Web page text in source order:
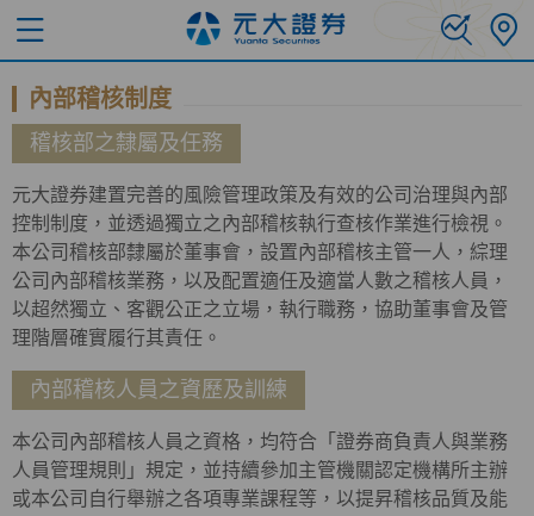
內部稽核制度
稽核部之隸屬及任務
元大證券建置完善的風險管理政策及有效的公司治理與內部
控制制度，並透過獨立之內部稽核執行查核作業進行檢視。
本公司稽核部隸屬於董事會，設置內部稽核主管一人，綜理
公司內部稽核業務，以及配置適任及適當人數之稽核人員，
以超然獨立、客觀公正之立場，執行職務，協助董事會及管
理階層確實履行其責任。
內部稽核人員之資歷及訓練
本公司內部稽核人員之資格，均符合「證券商負責人與業務
人員管理規則」規定，並持續參加主管機關認定機構所主辦
或本公司自行舉辦之各項專業課程等，以提昇稽核品質及能